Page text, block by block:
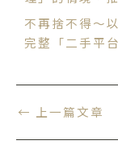
不再捨不得～
完整「二手平
← 上一篇文章